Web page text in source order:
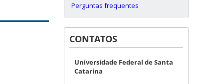
Perguntas frequentes
CONTATOS
Universidade Federal de Santa
Catarina